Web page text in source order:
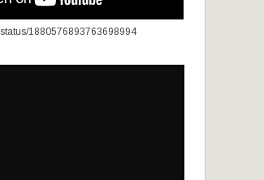
1880576893763698994